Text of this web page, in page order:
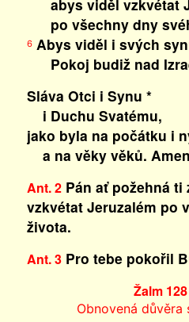
abys viděl vzkvétat
po všechny dny
6Abys viděl i svých
Pokoj budiž nad
Sláva Otci i Synu *
i Duchu Svatému,
jako byla na počátku i
a na věky věků.
Ant. 2Pán ať požehná ti
vzkvétat Jeruzalém po
života.
Ant. 3Pro tebe pokořil
Žalm
Obnovená důvěra